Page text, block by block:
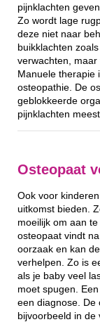
pijnklachten
Zo wordt lage
deze niet naar
buikklachten
verwachten, maar
Manuele therapie
osteopathie. De
geblokkeerde
pijnklachten
Osteopaat
Ook voor
uitkomst bieden.
moeilijk om aan
osteopaat vindt
oorzaak en kan
verhelpen. Zo is
als je baby veel
moet spugen.
een diagnose. De
bijvoorbeeld in de